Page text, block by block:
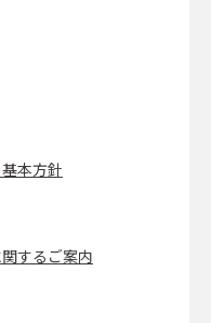
本方針
するご案内